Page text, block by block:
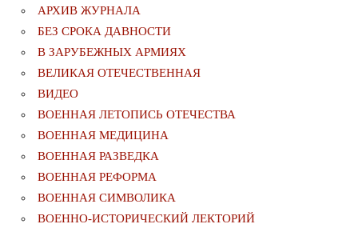
АРХИВ ЖУРНАЛА
БЕЗ СРОКА ДАВНОСТИ
В ЗАРУБЕЖНЫХ АРМИЯХ
ВЕЛИКАЯ ОТЕЧЕСТВЕННАЯ
ВИДЕО
ВОЕННАЯ ЛЕТОПИСЬ ОТЕЧЕСТВА
ВОЕННАЯ МЕДИЦИНА
ВОЕННАЯ РАЗВЕДКА
ВОЕННАЯ РЕФОРМА
ВОЕННАЯ СИМВОЛИКА
ВОЕННО-ИСТОРИЧЕСКИЙ ЛЕКТОРИЙ